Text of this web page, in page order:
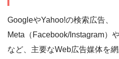
GoogleやYahoo!の検索広告、
Meta（Facebook/Instagram）
など、主要なWeb広告媒体を